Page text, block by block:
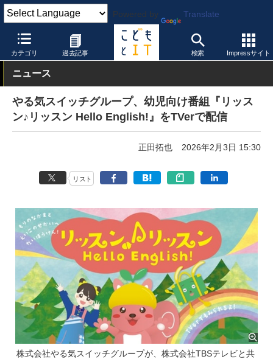
Powered by Translate
カテゴリ 過去記事 検索 Impressサイト
こどもとIT 製品・サービス
ニュース
やる気スイッチグループ、幼児向け番組『リッス
ン♪リッスン Hello English!』をTVerで配信
正田拓也 2026年2月3日 15:30
リスト
株式会社やる気スイッチグループが、株式会社TBSテレビと共